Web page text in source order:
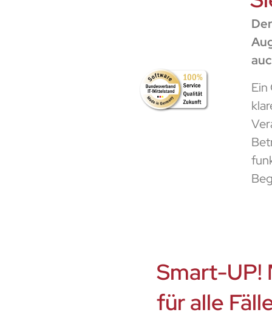
Ein
Smart-UP!
für alle